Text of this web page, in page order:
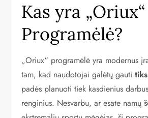
Kas yra „Oriux“
Programėlė?
„Oriux“ programėlė yra modernus
tam, kad naudotojai galėtų gauti
padės planuoti tiek kasdienius
renginius. Nesvarbu, ar esate namų